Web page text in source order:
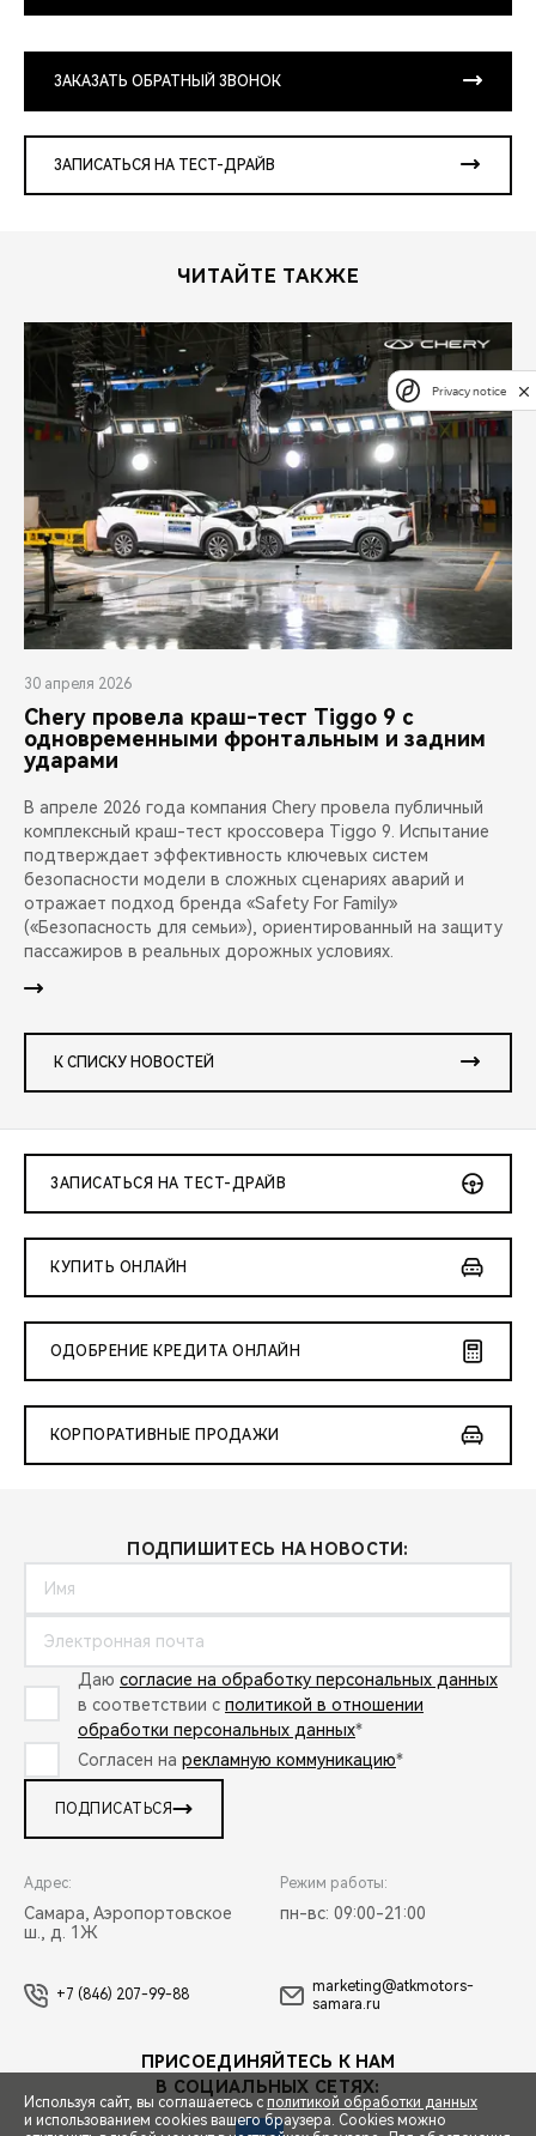
ЗАКАЗАТЬ ОБРАТНЫЙ ЗВОНОК
ЗАПИСАТЬСЯ НА ТЕСТ-ДРАЙВ
ЧИТАЙТЕ ТАКЖЕ
30 апреля 2026
Chery провела краш-тест Tiggo 9 с
одновременными фронтальным и задним
ударами
В апреле 2026 года компания Chery провела публичный
комплексный краш-тест кроссовера Tiggo 9. Испытание
подтверждает эффективность ключевых систем
безопасности модели в сложных сценариях аварий и
отражает подход бренда «Safety For Family»
(«Безопасность для семьи»), ориентированный на защиту
пассажиров в реальных дорожных условиях.
К СПИСКУ НОВОСТЕЙ
ЗАПИСАТЬСЯ НА ТЕСТ-ДРАЙВ
КУПИТЬ ОНЛАЙН
ОДОБРЕНИЕ КРЕДИТА ОНЛАЙН
КОРПОРАТИВНЫЕ ПРОДАЖИ
ПОДПИШИТЕСЬ НА НОВОСТИ:
Даю согласие на обработку персональных данных
в соответствии с политикой в отношении
обработки персональных данных*
Согласен на рекламную коммуникацию*
ПОДПИСАТЬСЯ
Адрес:
Самара, Аэропортовское
ш., д. 1Ж
Режим работы:
пн-вс: 09:00-21:00
+7 (846) 207-99-88
marketing@atkmotors-
samara.ru
ПРИСОЕДИНЯЙТЕСЬ К НАМ
В СОЦИАЛЬНЫХ СЕТЯХ:
Используя сайт, вы соглашаетесь с политикой обработки данных
и использованием cookies вашего браузера. Cookies можно
Privacy notice